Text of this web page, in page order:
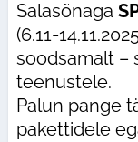
Salasõnaga
(6.11-
soodsamalt –
teenustele.
Palun pange
pakettidele